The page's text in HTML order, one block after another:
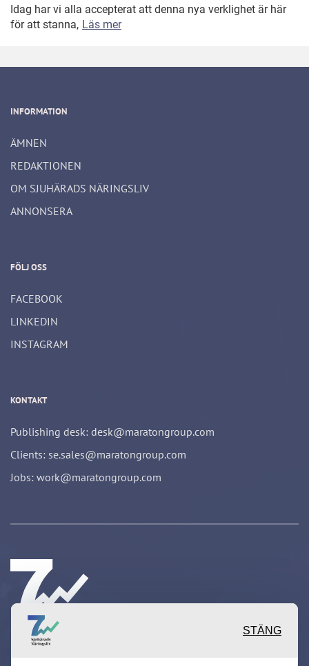
Idag har vi alla accepterat att denna nya verklighet är här
för att stanna, Läs mer
INFORMATION
ÄMNEN
REDAKTIONEN
OM SJUHÄRADS NÄRINGSLIV
ANNONSERA
FÖLJ OSS
FACEBOOK
LINKEDIN
INSTAGRAM
KONTAKT
Publishing desk: desk@maratongroup.com
Clients: se.sales@maratongroup.com
Jobs: work@maratongroup.com
STÄNG